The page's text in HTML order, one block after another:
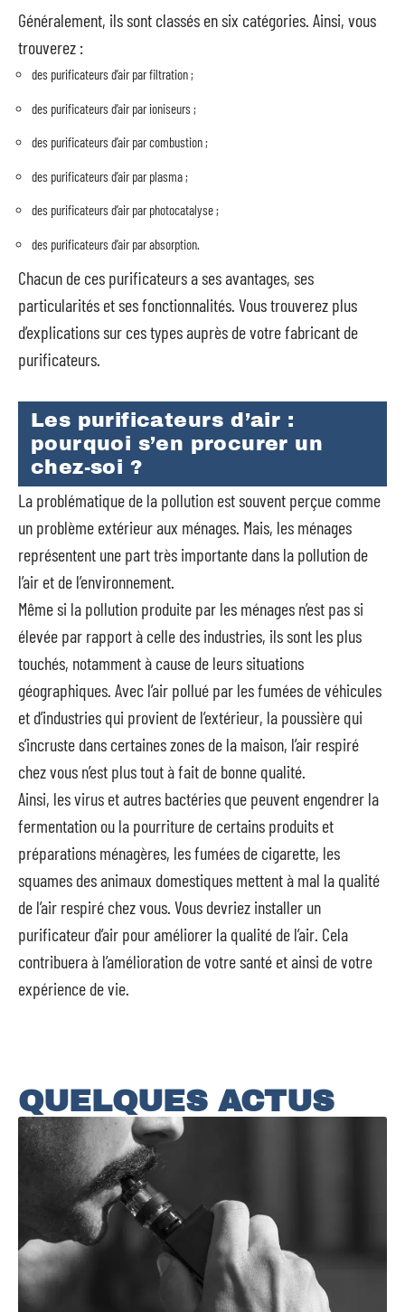
Généralement, ils sont classés en six catégories. Ainsi, vous
trouverez :
des purificateurs d’air par filtration ;
des purificateurs d’air par ioniseurs ;
des purificateurs d’air par combustion ;
des purificateurs d’air par plasma ;
des purificateurs d’air par photocatalyse ;
des purificateurs d’air par absorption.
Chacun de ces purificateurs a ses avantages, ses
particularités et ses fonctionnalités. Vous trouverez plus
d’explications sur ces types auprès de votre fabricant de
purificateurs.
Les purificateurs d’air :
pourquoi s’en procurer un
chez-soi ?
La problématique de la pollution est souvent perçue comme
un problème extérieur aux ménages. Mais, les ménages
représentent une part très importante dans la pollution de
l’air et de l’environnement.
Même si la pollution produite par les ménages n’est pas si
élevée par rapport à celle des industries, ils sont les plus
touchés, notamment à cause de leurs situations
géographiques. Avec l’air pollué par les fumées de véhicules
et d’industries qui provient de l’extérieur, la poussière qui
s’incruste dans certaines zones de la maison, l’air respiré
chez vous n’est plus tout à fait de bonne qualité.
Ainsi, les virus et autres bactéries que peuvent engendrer la
fermentation ou la pourriture de certains produits et
préparations ménagères, les fumées de cigarette, les
squames des animaux domestiques mettent à mal la qualité
de l’air respiré chez vous. Vous devriez installer un
purificateur d’air pour améliorer la qualité de l’air. Cela
contribuera à l’amélioration de votre santé et ainsi de votre
expérience de vie.
QUELQUES ACTUS